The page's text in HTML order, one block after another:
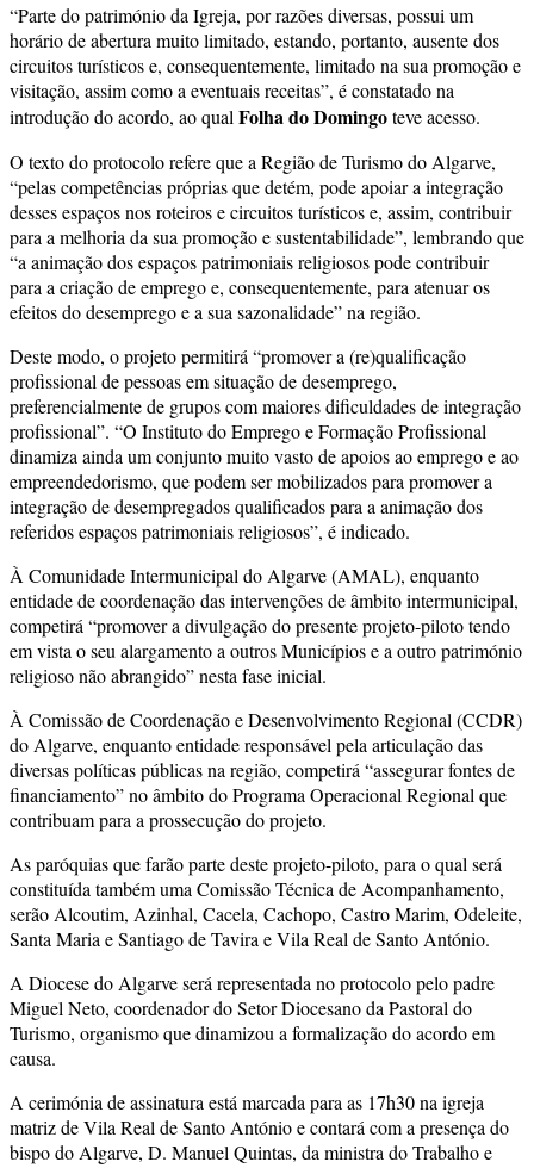
“Parte do património da Igreja, por razões diversas, possui um
horário de abertura muito limitado, estando, portanto, ausente dos
circuitos turísticos e, consequentemente, limitado na sua promoção e
visitação, assim como a eventuais receitas”, é constatado na
introdução do acordo, ao qual Folha do Domingoteve acesso.
O texto do protocolo refere que a Região de Turismo do Algarve,
“pelas competências próprias que detém, pode apoiar a integração
desses espaços nos roteiros e circuitos turísticos e, assim, contribuir
para a melhoria da sua promoção e sustentabilidade”, lembrando que
“a animação dos espaços patrimoniais religiosos pode contribuir
para a criação de emprego e, consequentemente, para atenuar os
efeitos do desemprego e a sua sazonalidade” na região.
Deste modo, o projeto permitirá “promover a (re)qualificação
profissional de pessoas em situação de desemprego,
preferencialmente de grupos com maiores dificuldades de integração
profissional”. “O Instituto do Emprego e Formação Profissional
dinamiza ainda um conjunto muito vasto de apoios ao emprego e ao
empreendedorismo, que podem ser mobilizados para promover a
integração de desempregados qualificados para a animação dos
referidos espaços patrimoniais religiosos”, é indicado.
À Comunidade Intermunicipal do Algarve (AMAL), enquanto
entidade de coordenação das intervenções de âmbito intermunicipal,
competirá “promover a divulgação do presente projeto-piloto tendo
em vista o seu alargamento a outros Municípios e a outro património
religioso não abrangido” nesta fase inicial.
À Comissão de Coordenação e Desenvolvimento Regional (CCDR)
do Algarve, enquanto entidade responsável pela articulação das
diversas políticas públicas na região, competirá “assegurar fontes de
financiamento” no âmbito do Programa Operacional Regional que
contribuam para a prossecução do projeto.
As paróquias que farão parte deste projeto-piloto, para o qual será
constituída também uma Comissão Técnica de Acompanhamento,
serão Alcoutim, Azinhal, Cacela, Cachopo, Castro Marim, Odeleite,
Santa Maria e Santiago de Tavira e Vila Real de Santo António.
A Diocese do Algarve será representada no protocolo pelo padre
Miguel Neto, coordenador do Setor Diocesano da Pastoral do
Turismo, organismo que dinamizou a formalização do acordo em
causa.
A cerimónia de assinatura está marcada para as 17h30 na igreja
matriz de Vila Real de Santo António e contará com a presença do
bispo do Algarve, D. Manuel Quintas, da ministra do Trabalho e